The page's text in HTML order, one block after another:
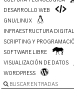
DESARROLLO WEB
GNU/LINUX
INFRAESTRUCTURA DIGITAL
SCRIPTING Y
SOFTWARE LIBRE
VISUALIZACIÓN DE DATOS
WORDPRESS
BUSCAR ENTRADAS